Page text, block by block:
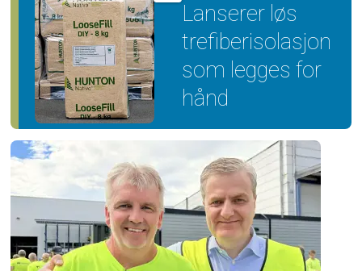
Lanserer løs
trefiber­isolasjon
som legges for
hånd